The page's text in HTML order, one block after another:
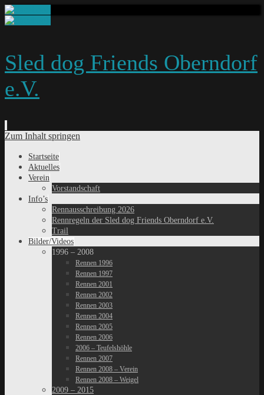
Sled dog Friends Oberndorf
e.V.
Zum Inhalt springen
Startseite
Aktuelles
Verein
Vorstandschaft
Info’s
Rennausschreibung 2026
Rennregeln der Sled dog Friends Oberndorf e.V.
Trail
Bilder/Videos
1996 – 2008
Rennen 1996
Rennen 1997
Rennen 2001
Rennen 2002
Rennen 2003
Rennen 2004
Rennen 2005
Rennen 2006
2006 – Teufelshöhle
Rennen 2007
Rennen 2008 – Verein
Rennen 2008 – Weigel
2009 – 2015